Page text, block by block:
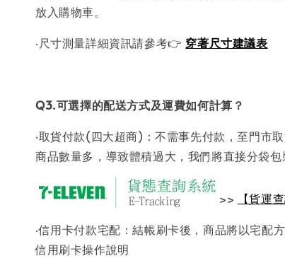
放入購物車。
‧尺寸測量詳細資訊請參考👉 穿著尺寸建議表
Q3.可選擇的配送方式及運費如何計算？
‧取貨付款(四大超商)：不需事先付款，至門市
商品數量多，導致體積過大，我們將直接分袋
>>
【貨運查
‧信用卡付款宅配：結帳刷卡後，商品將以宅
信用刷卡操作說明